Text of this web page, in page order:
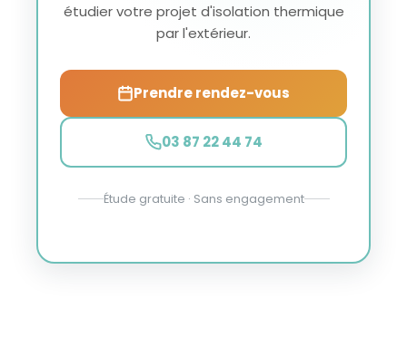
étudier votre projet d'isolation thermique
par l'extérieur.
Prendre rendez-vous
03 87 22 44 74
Étude gratuite · Sans engagement